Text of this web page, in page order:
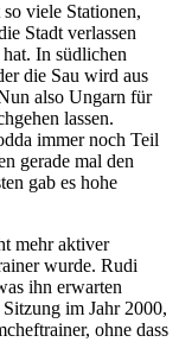
viele Stationen,
Stadt verlassen
In südlichen
die Sau wird aus
also Ungarn für
lassen.
immer noch Teil
gerade mal den
gab es hohe
mehr aktiver
wurde. Rudi
ihn erwarten
im Jahr 2000,
ohne dass